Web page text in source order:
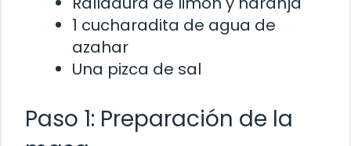
1 cucharadita de agua de
azahar
Una pizca de sal
Paso 1: Preparación de la